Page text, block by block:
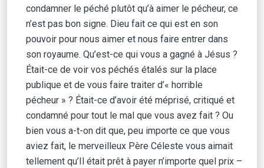
condamner le péché plutôt qu’à aimer le pécheur, ce
n’est pas bon signe. Dieu fait ce qui est en son
pouvoir pour nous aimer et nous faire entrer dans
son royaume. Qu’est-ce qui vous a gagné à Jésus ?
Était-ce de voir vos péchés étalés sur la place
publique et de vous faire traiter d’« horrible
pécheur » ? Était-ce d’avoir été méprisé, critiqué et
condamné pour tout le mal que vous avez fait ? Ou
bien vous a-t-on dit que, peu importe ce que vous
aviez fait, le merveilleux Père Céleste vous aimait
tellement qu’Il était prêt à payer n’importe quel prix –